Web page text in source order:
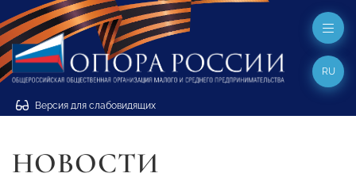
Версия для слабовидящих
RU
НОВОСТИ